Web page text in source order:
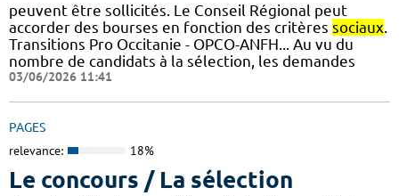
peuvent être sollicités. Le Conseil Régional peut
accorder des bourses en fonction des critères sociaux
Transitions Pro Occitanie - OPCO-ANFH... Au vu du
nombre de candidats à la sélection, les demandes
03/06/2026 11:41
PAGES
relevance: 18%
Le concours / La sélection